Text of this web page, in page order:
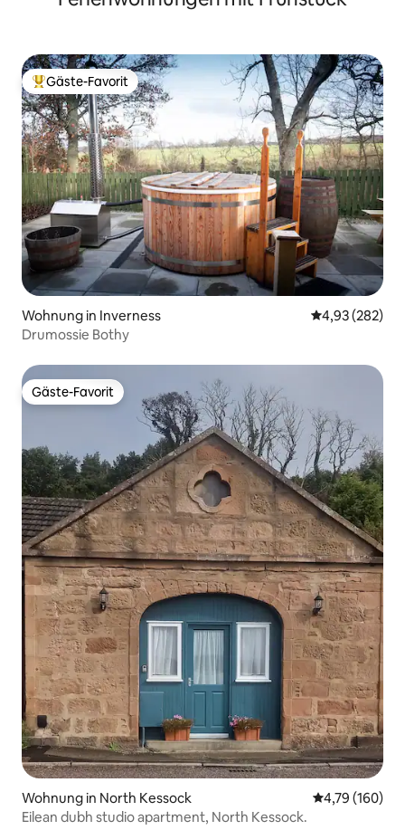
Beliebter Gäste-Favorit.
Gäste-Favorit
Wohnung in Inverness
4,93 (282)
Drumossie Bothy
Gäste-Favorit
Gäste-Favorit
Wohnung in North Kessock
4,79 (160)
Eilean dubh studio apartment, North Kessock.